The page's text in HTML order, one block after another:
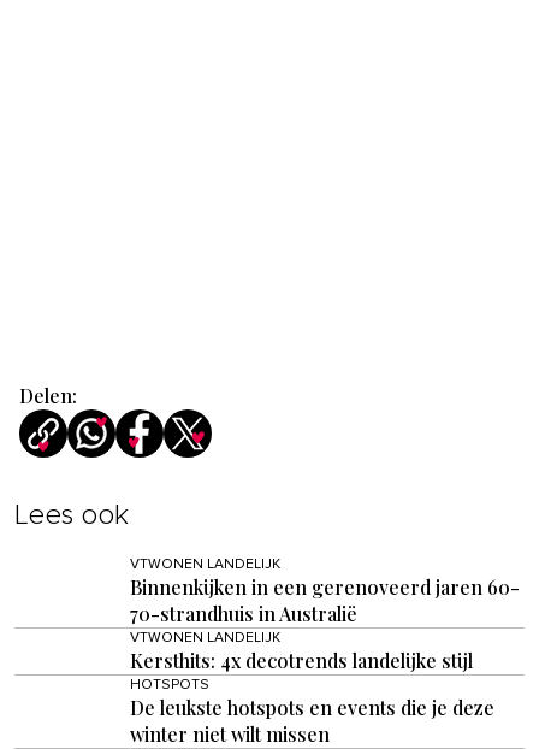
Delen:
Lees ook
VTWONEN LANDELIJK
Binnenkijken in een gerenoveerd jaren 60-
70-strandhuis in Australië
VTWONEN LANDELIJK
Kersthits: 4x decotrends landelijke stijl
HOTSPOTS
De leukste hotspots en events die je deze
winter niet wilt missen